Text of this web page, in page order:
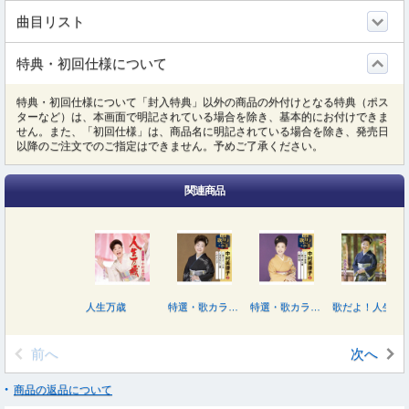
曲目リスト
特典・初回仕様について
特典・初回仕様について「封入特典」以外の商品の外付けとなる特典（ポス
ターなど）は、本画面で明記されている場合を除き、基本的にお付けできま
せん。また、「初回仕様」は、商品名に明記されている場合を除き、発売日
以降のご注文でのご指定はできません。予めご了承ください。
関連商品
人生万歳 歌だよ！人生
前へ 次へ
商品の返品について